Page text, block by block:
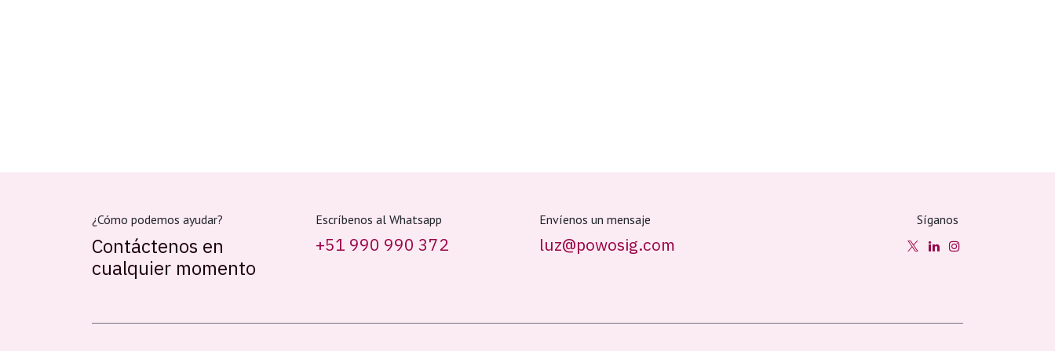
¿Cómo podemos ayudar?
Contáctenos en
cualquier momento
Escríbenos al Whatsapp
+51 990 990 372
Envíenos un mensaje
luz@powosig.com
Síganos